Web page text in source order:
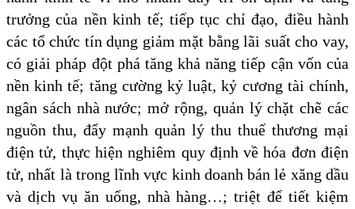
trưởng của nền kinh tế; tiếp tục chỉ đạo, điều hành
các tổ chức tín dụng giảm mặt bằng lãi suất cho vay,
có giải pháp đột phá tăng khả năng tiếp cận vốn của
nền kinh tế; tăng cường kỷ luật, kỷ cương tài chính,
ngân sách nhà nước; mở rộng, quản lý chặt chẽ các
nguồn thu, đẩy mạnh quản lý thu thuế thương mại
điện tử, thực hiện nghiêm quy định về hóa đơn điện
tử, nhất là trong lĩnh vực kinh doanh bán lẻ xăng dầu
và dịch vụ ăn uống, nhà hàng…; triệt để tiết kiệm